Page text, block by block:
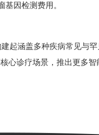
基因检测费用。
起涵盖多种疾病常见与
心诊疗场景，推出更多